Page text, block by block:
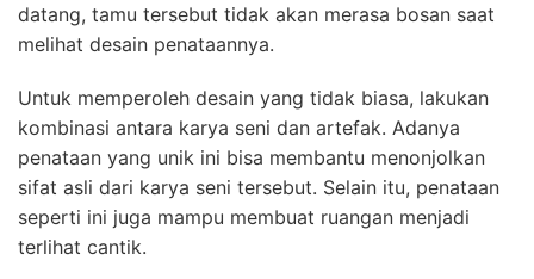
datang, tamu tersebut tidak akan merasa bosan saat
melihat desain penataannya.
Untuk memperoleh desain yang tidak biasa, lakukan
kombinasi antara karya seni dan artefak. Adanya
penataan yang unik ini bisa membantu menonjolkan
sifat asli dari karya seni tersebut. Selain itu, penataan
seperti ini juga mampu membuat ruangan menjadi
terlihat cantik.